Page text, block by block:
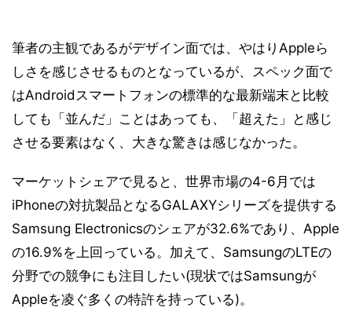
筆者の主観であるがデザイン面では、やはりAppleら
しさを感じさせるものとなっているが、スペック面で
はAndroidスマートフォンの標準的な最新端末と比較
しても「並んだ」ことはあっても、「超えた」と感じ
させる要素はなく、大きな驚きは感じなかった。
マーケットシェアで見ると、世界市場の4-6月では
iPhoneの対抗製品となるGALAXYシリーズを提供する
Samsung Electronicsのシェアが32.6%であり、Apple
の16.9%を上回っている。加えて、SamsungのLTEの
分野での競争にも注目したい(現状ではSamsungが
Appleを凌ぐ多くの特許を持っている)。